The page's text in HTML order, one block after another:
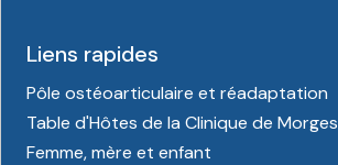
Liens rapides
Pôle ostéoarticulaire et réadaptation
Table d'Hôtes de la Clinique de Morges
Femme, mère et enfant